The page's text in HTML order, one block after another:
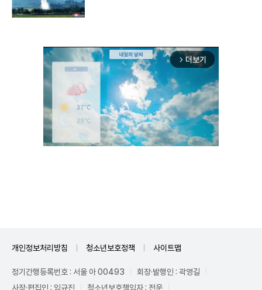
arrow_forward_ios 더보기
개인정보처리방침 청소년보호정책 사이트맵
정기간행등록번호 : 서울 아 00493
회장·발행인 : 곽영길
사장·편집인 : 임규진
청소년보호책임자 : 전운